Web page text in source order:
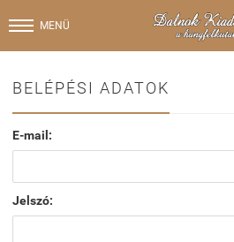
MENÜ
BELÉPÉSI ADATOK
E-mail:
Jelszó: